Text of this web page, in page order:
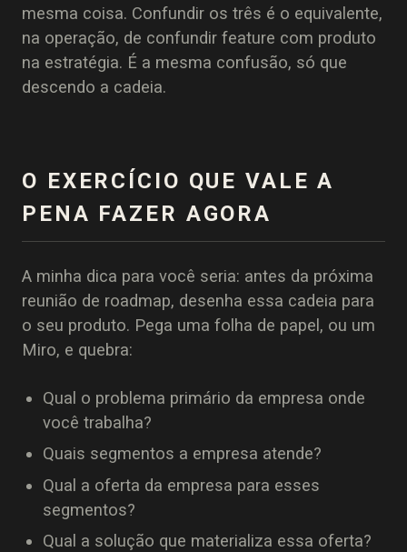
mesma coisa. Confundir os três é o equivalente,
na operação, de confundir feature com produto
na estratégia. É a mesma confusão, só que
descendo a cadeia.
O EXERCÍCIO QUE VALE A
PENA FAZER AGORA
A minha dica para você seria: antes da próxima
reunião de roadmap, desenha essa cadeia para
o seu produto. Pega uma folha de papel, ou um
Miro, e quebra:
Qual o problema primário da empresa onde
você trabalha?
Quais segmentos a empresa atende?
Qual a oferta da empresa para esses
segmentos?
Qual a solução que materializa essa oferta?